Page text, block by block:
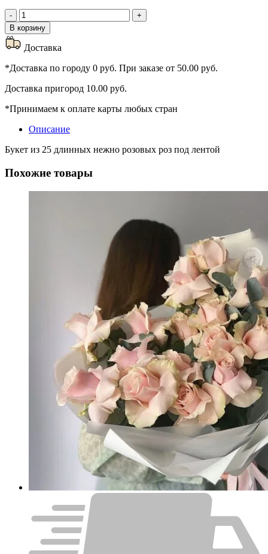
-
Количество
товара
Букет
25
"Пинк
+
В корзину
Доставка
*Доставка по городу 0 руб. При заказе от 50.00 руб.
Доставка пригород 10.00 руб.
*Принимаем к оплате карты любых стран
Описание
Букет из 25 длинных нежно розовых роз под лентой
Похожие товары